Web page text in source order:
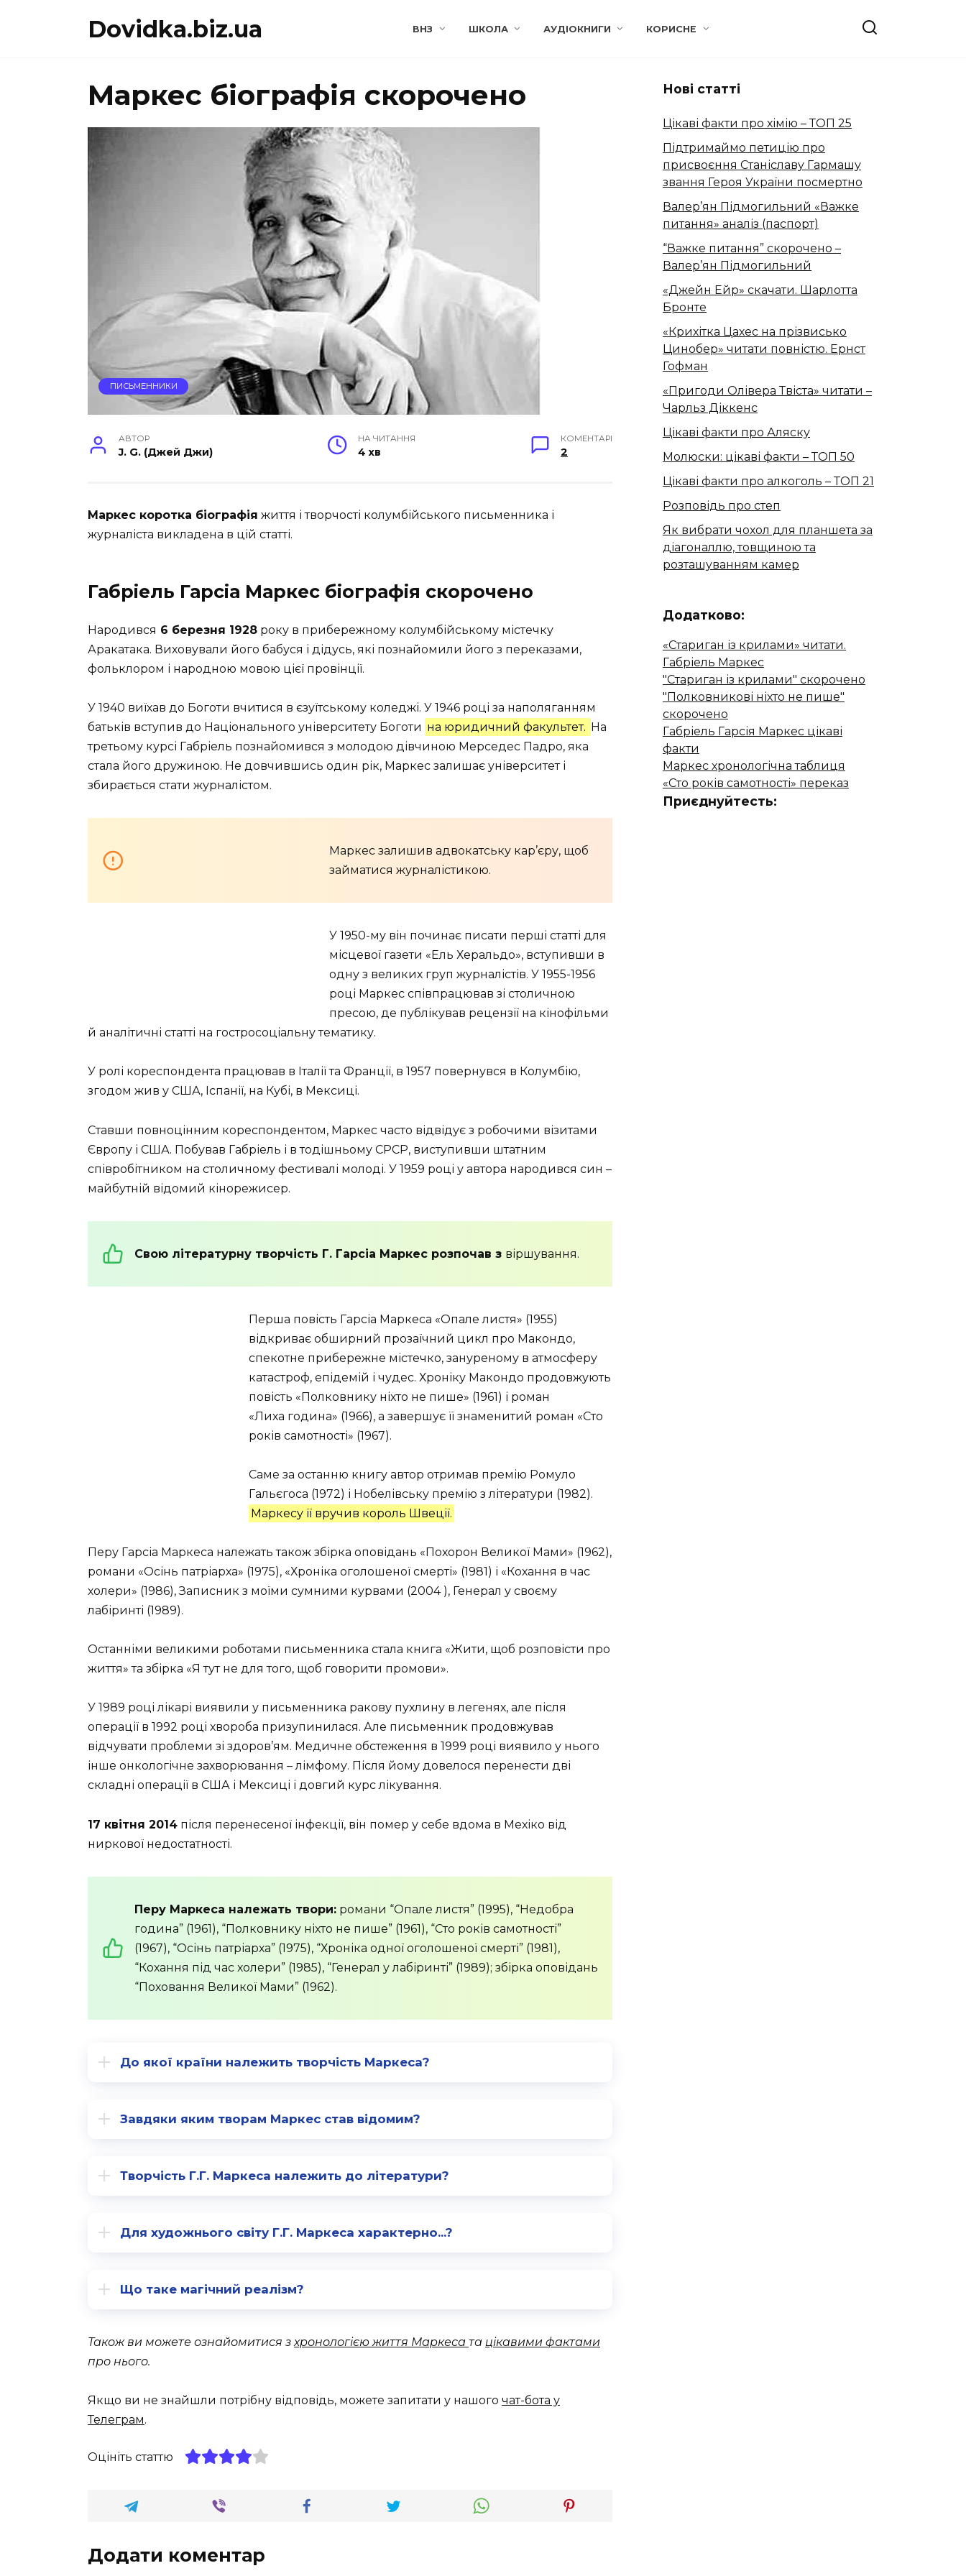
Dovidka.biz.ua ВНЗ ШКОЛА АУДІОКНИГИ КОРИСНЕ
Маркес біографія скорочено
ПИСЬМЕННИКИ
АВТОР
J. G. (Джей Джи)
НА ЧИТАННЯ
4 хв
КОМЕНТАРІ
2
Маркес коротка біографія життя і творчості колумбійського письменника і
журналіста викладена в цій статті.
Габріель Гарсіа Маркес біографія скорочено
Народився 6 березня 1928 року в прибережному колумбійському містечку
Аракатака. Виховували його бабуся і дідусь, які познайомили його з переказами,
фольклором і народною мовою цієї провінції.
У 1940 виїхав до Боготи вчитися в єзуїтському коледжі. У 1946 році за наполяганням
батьків вступив до Національного університету Боготи на юридичний факультет. На
третьому курсі Габріель познайомився з молодою дівчиною Мерседес Падро, яка
стала його дружиною. Не довчившись один рік, Маркес залишає університет і
збирається стати журналістом.
Маркес залишив адвокатську кар’єру, щоб
займатися журналістикою.
У 1950-му він починає писати перші статті для
місцевої газети «Ель Херальдо», вступивши в
одну з великих груп журналістів. У 1955-1956
році Маркес співпрацював зі столичною
пресою, де публікував рецензії на кінофільми
й аналітичні статті на гостросоціальну тематику.
У ролі кореспондента працював в Італії та Франції, в 1957 повернувся в Колумбію,
згодом жив у США, Іспанії, на Кубі, в Мексиці.
Ставши повноцінним кореспондентом, Маркес часто відвідує з робочими візитами
Європу і США. Побував Габріель і в тодішньому СРСР, виступивши штатним
співробітником на столичному фестивалі молоді. У 1959 році у автора народився син –
майбутній відомий кінорежисер.
Свою літературну творчість Г. Гарсіа Маркес розпочав з віршування.
Перша повість Гарсіа Маркеса «Опале листя» (1955)
відкриває обширний прозаїчний цикл про Макондо,
спекотне прибережне містечко, зануреному в атмосферу
катастроф, епідемій і чудес. Хроніку Макондо продовжують
повість «Полковнику ніхто не пише» (1961) і роман
«Лиха година» (1966), а завершує її знаменитий роман «Сто
років самотності» (1967).
Саме за останню книгу автор отримав премію Ромуло
Гальєгоса (1972) і Нобелівську премію з літератури (1982).
Маркесу її вручив король Швеції.
Перу Гарсіа Маркеса належать також збірка оповідань «Похорон Великої Мами» (1962),
романи «Осінь патріарха» (1975), «Хроніка оголошеної смерті» (1981) і «Кохання в час
холери» (1986), Записник з моїми сумними курвами (2004 ), Генерал у своєму
лабіринті (1989).
Останніми великими роботами письменника стала книга «Жити, щоб розповісти про
життя» та збірка «Я тут не для того, щоб говорити промови».
У 1989 році лікарі виявили у письменника ракову пухлину в легенях, але після
операції в 1992 році хвороба призупинилася. Але письменник продовжував
відчувати проблеми зі здоров’ям. Медичне обстеження в 1999 році виявило у нього
інше онкологічне захворювання – лімфому. Після йому довелося перенести дві
складні операції в США і Мексиці і довгий курс лікування.
17 квітня 2014 після перенесеної інфекції, він помер у себе вдома в Мехіко від
ниркової недостатності.
Перу Маркеса належать твори: романи “Опале листя” (1995), “Недобра
годи­на” (1961), “Полковнику ніхто не пише” (1961), “Сто років самотності”
(1967), “Осінь патріарха” (1975), “Хроніка одної оголошеної смерті” (1981),
“Кохання під час холери” (1985), “Генерал у лабіринті” (1989); збірка оповідань
“Поховання Ве­ликої Мами” (1962).
До якої країни належить творчість Маркеса?
Завдяки яким творам Маркес став відомим?
Творчість Г.Г. Маркеса належить до літератури?
Для художнього світу Г.Г. Маркеса характерно...?
Що таке магічний реалізм?
Також ви можете ознайомитися з хронологією життя Маркеса та цікавими фактами
про нього.
Якщо ви не знайшли потрібну відповідь, можете запитати у нашого чат-бота у
Телеграм.
Оцініть статтю
Додати коментар
Нові статті
Цікаві факти про хімію – ТОП 25
Підтримаймо петицію про
присвоєння Станіславу Гармашу
звання Героя України посмертно
Валер’ян Підмогильний «Важке
питання» аналіз (паспорт)
“Важке питання” скорочено –
Валер’ян Підмогильний
«Джейн Ейр» скачати. Шарлотта
Бронте
«Крихітка Цахес на прізвисько
Цинобер» читати повністю. Ернст
Гофман
«Пригоди Олівера Твіста» читати –
Чарльз Діккенс
Цікаві факти про Аляску
Молюски: цікаві факти – ТОП 50
Цікаві факти про алкоголь – ТОП 21
Розповідь про степ
Як вибрати чохол для планшета за
діагоналлю, товщиною та
розташуванням камер
Додатково:
«Стариган із крилами» читати.
Габріель Маркес
"Стариган із крилами" скорочено
"Полковникові ніхто не пише"
скорочено
Габріель Гарсія Маркес цікаві
факти
Маркес хронологічна таблиця
«Сто років самотності» переказ
Приєднуйтесть: